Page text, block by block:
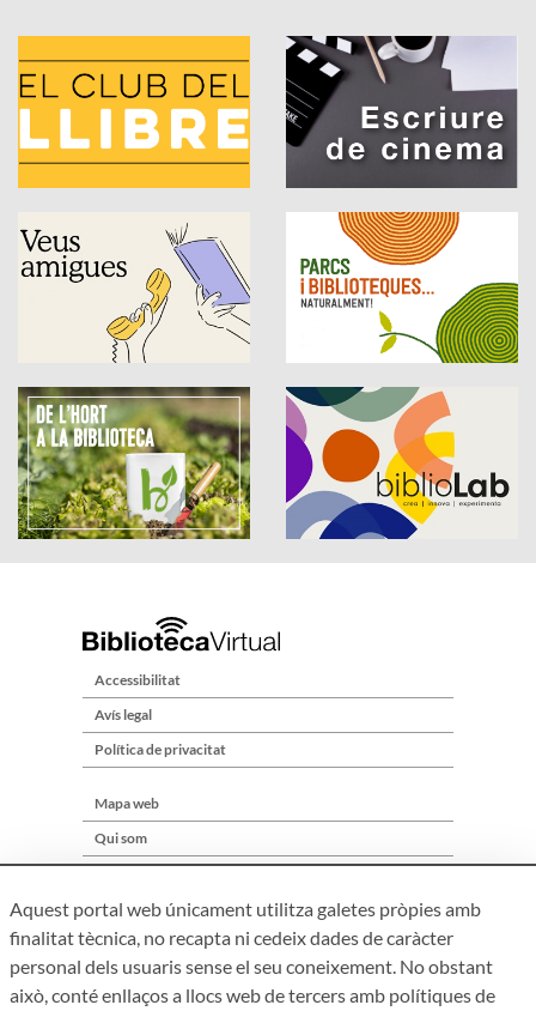
Accessibilitat
Avís legal
Política de privacitat
Mapa web
Qui som
Aquest portal web únicament utilitza galetes pròpies amb
finalitat tècnica, no recapta ni cedeix dades de caràcter
personal dels usuaris sense el seu coneixement. No obstant
això, conté enllaços a llocs web de tercers amb polítiques de